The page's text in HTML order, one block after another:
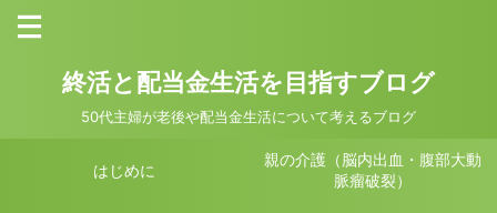
終活と配当金生活を目指すブログ
50代主婦が老後や配当金生活について考えるブログ
はじめに
親の介護（脳内出血・腹部大動
脈瘤破裂）